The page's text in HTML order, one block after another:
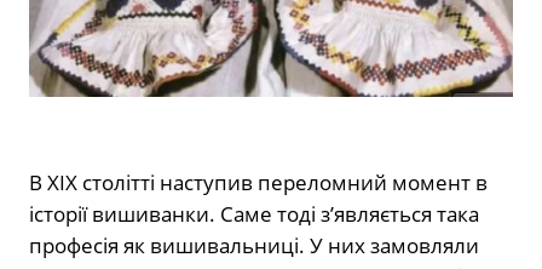
В XIX столітті наступив переломний момент в
історії вишиванки. Саме тоді з’являється така
професія як вишивальниці. У них замовляли